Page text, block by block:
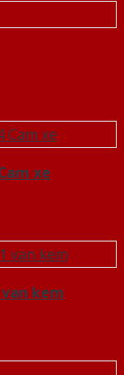
xe
van kem